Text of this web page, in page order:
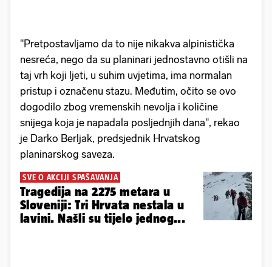
"Pretpostavljamo da to nije nikakva alpinistička
nesreća, nego da su planinari jednostavno otišli na
taj vrh koji ljeti, u suhim uvjetima, ima normalan
pristup i označenu stazu. Međutim, očito se ovo
dogodilo zbog vremenskih nevolja i količine
snijega koja je napadala posljednjih dana", rekao
je Darko Berljak, predsjednik Hrvatskog
planinarskog saveza.
SVE O AKCIJI SPAŠAVANJA
Tragedija na 2275 metara u
Sloveniji: Tri Hrvata nestala u
lavini. Našli su tijelo jednog...